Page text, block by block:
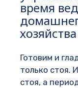
время
хозяйства
Готовим и
только стоя.
стоя, а